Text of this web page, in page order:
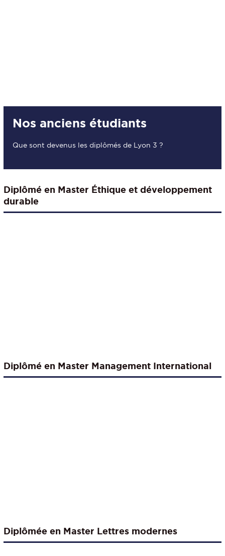
Nos anciens étudiants
Que sont devenus les diplômés de Lyon 3 ?
Diplômé en Master Éthique et développement
durable
Diplômé en Master Management International
Diplômée en Master Lettres modernes